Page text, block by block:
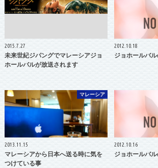
2015.7.27
未来世紀ジパングでマレーシアジョ
ホールバルが放送されます
2012.10.18
ジョホールバ
マレーシア
2013.11.15
マレーシアから日本へ送る時に気を
つけている事
2012.10.16
ジョホールバ